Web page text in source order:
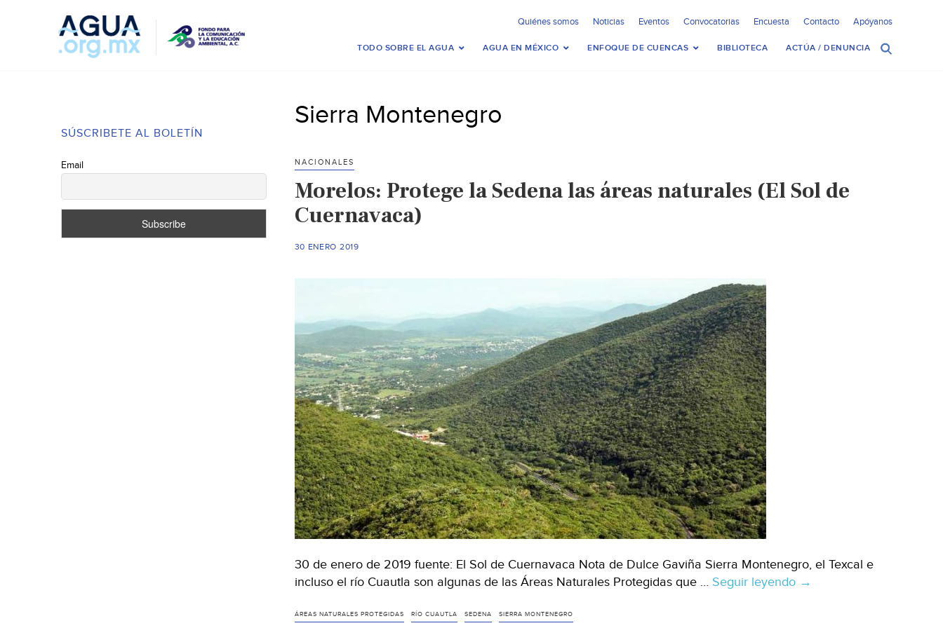
Quiénes somos Noticias Eventos Convocatorias Encuesta Contacto Apóyanos
TODO SOBRE EL AGUA AGUA EN MÉXICO ENFOQUE DE CUENCAS BIBLIOTECA ACTÚA / DENUNCIA
SÚSCRIBETE AL BOLETÍN
Email
Sierra Montenegro
NACIONALES
Morelos: Protege la Sedena las áreas naturales (El Sol de
Cuernavaca)
30 ENERO 2019
30 de enero de 2019 fuente: El Sol de Cuernavaca Nota de Dulce Gaviña Sierra Montenegro, el Texcal e
incluso el río Cuautla son algunas de las Áreas Naturales Protegidas que … Seguir leyendo Morelos:
→
ÁREAS NATURALES PROTEGIDAS RÍO CUAUTLA SEDENA SIERRA MONTENEGRO